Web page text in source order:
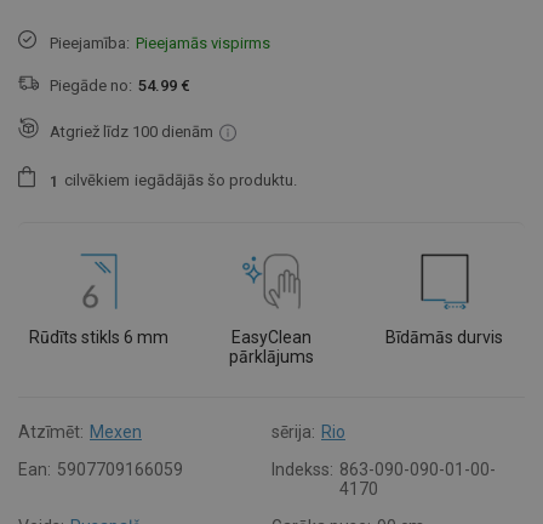
Pieejamība: Pieejamās vispirms
Piegāde no: 54.99 €
Atgriež līdz 100 dienām
1 cilvēkiem iegādājās šo produktu.
Rūdīts stikls 6 mm
EasyClean
pārklājums
Bīdāmās durvis
Atzīmēt: Mexen sērija: Rio
Ean: 5907709166059 Indekss: 863-090-090-01-00-
4170